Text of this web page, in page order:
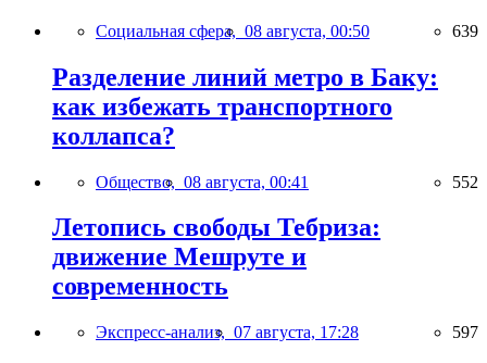
Социальная сфера, 08 августа, 00:50 639
Разделение линий метро в Баку:
как избежать транспортного
коллапса?
Общество, 08 августа, 00:41 552
Летопись свободы Тебриза:
движение Мешруте и
современность
Экспресс-анализ, 07 августа, 17:28 597